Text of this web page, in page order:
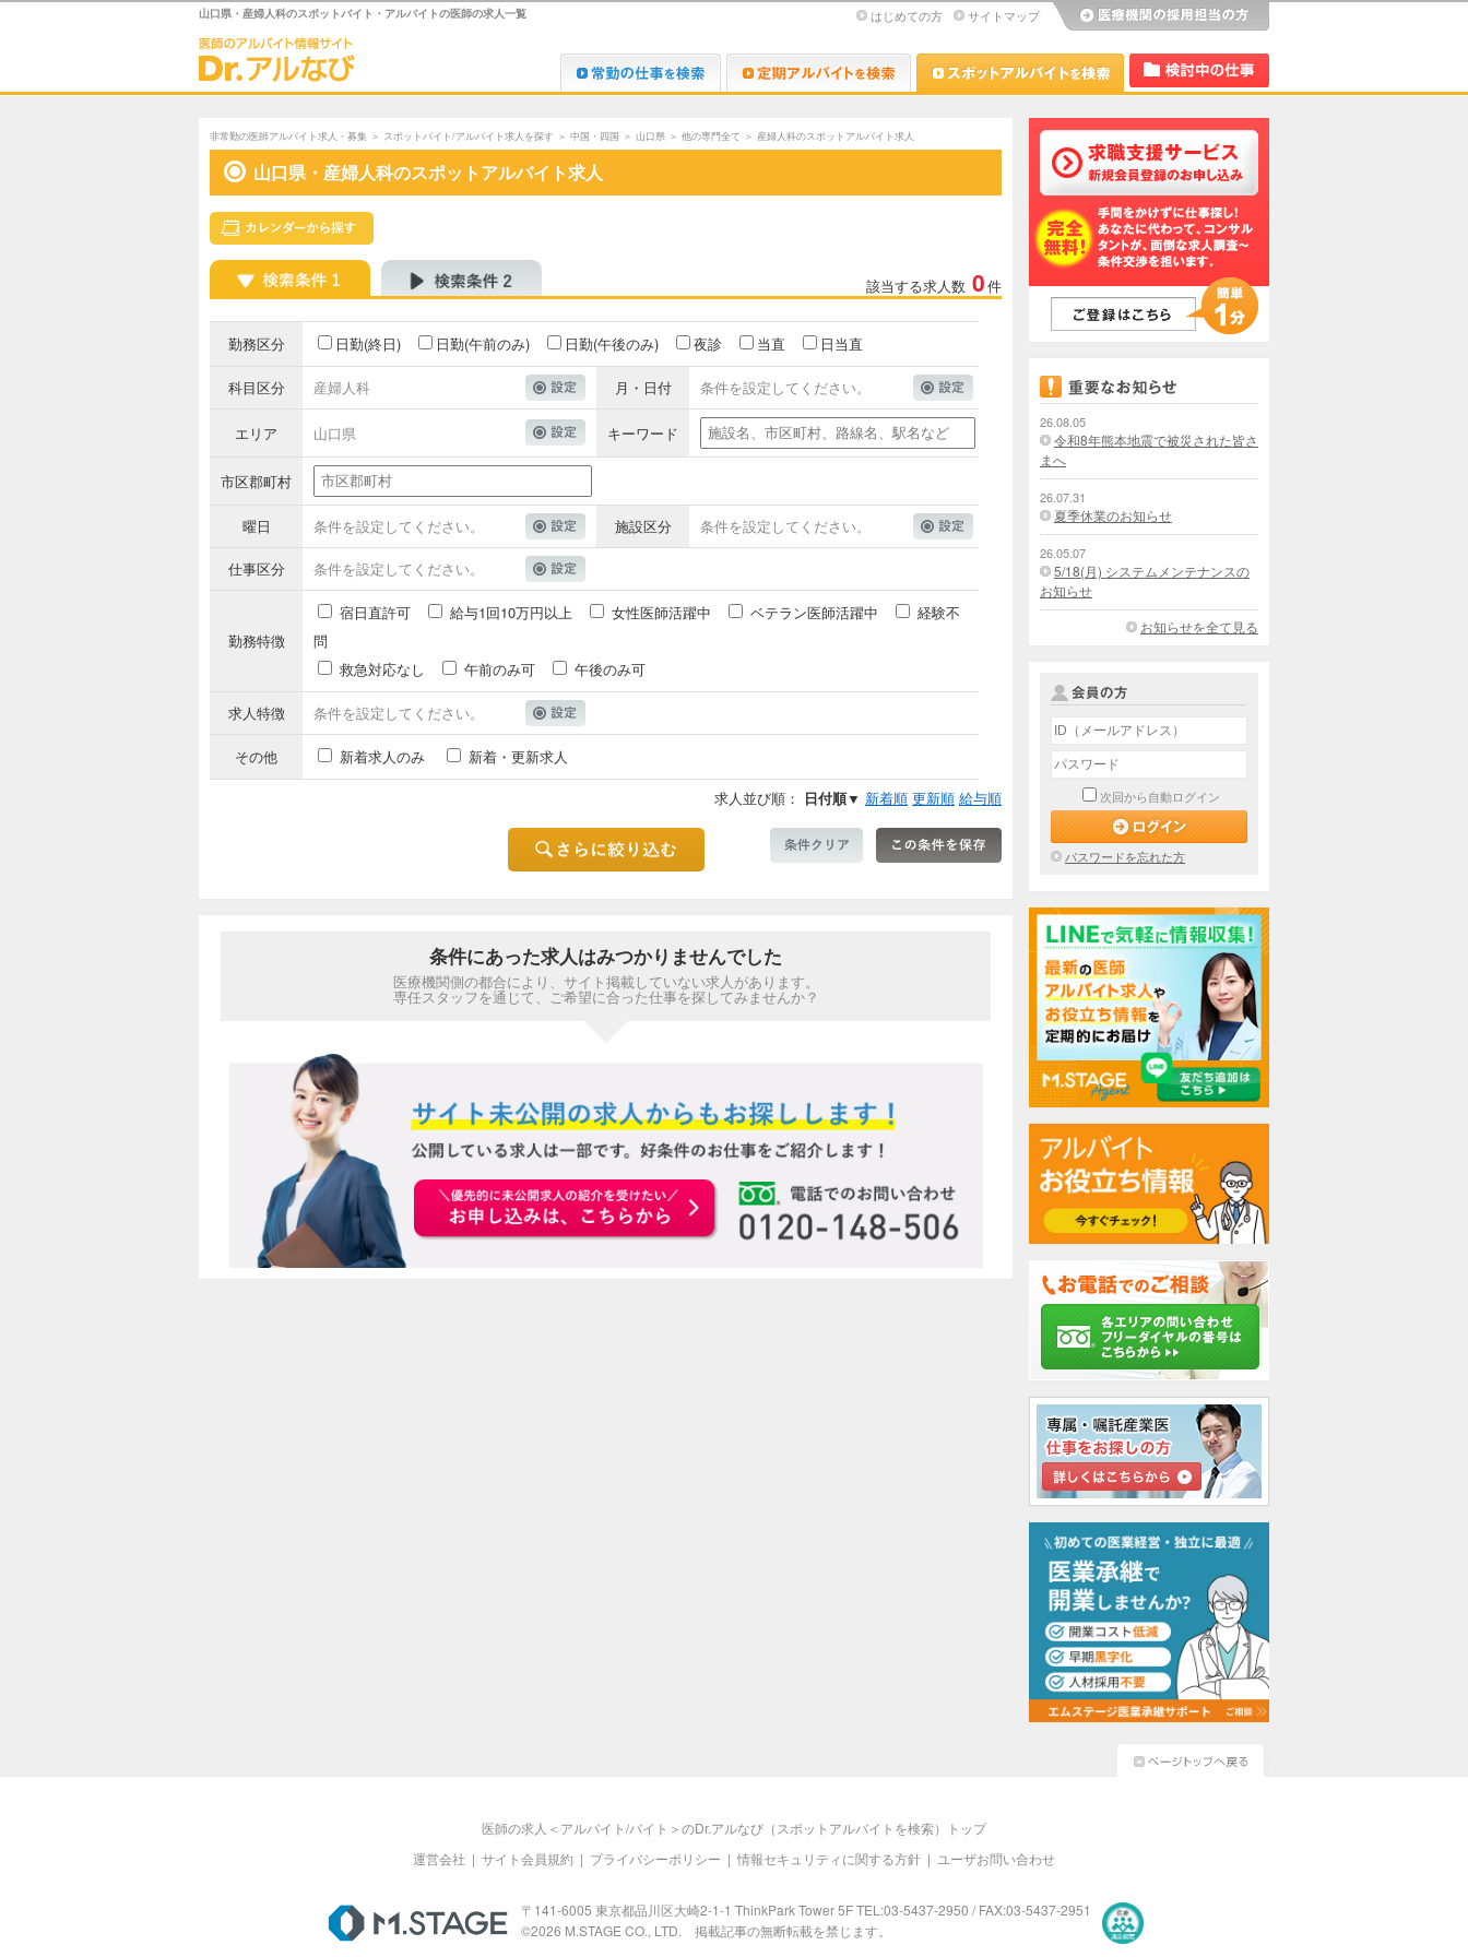
山口県・産婦人科のスポットバイト・アルバイトの医師の求人一覧 はじめての方 サイトマップ
Dr.転職なび Dr.アルなび Dr.アルなび
非常勤の医師アルバイト求人・募集 ＞ スポットバイト/アルバイト求人を探す ＞ 中国・四国 ＞ 山口県 ＞ 他の専門全て ＞ 産婦人科のスポットアルバイト求人
山口県・産婦人科のスポットアルバイト求人
該当する求人数 0件
勤務区分 日勤(終日) 日勤(午前のみ) 日勤(午後のみ) 夜診 当直 日当直
科目区分 産婦人科 月・日付 条件を設定してください。
エリア 山口県 キーワード
市区郡町村
曜日 条件を設定してください。 施設区分 条件を設定してください。
仕事区分 条件を設定してください。
勤務特徴
宿日直許可 給与1回10万円以上 女性医師活躍中 ベテラン医師活躍中
経験不
問
救急対応なし
午前のみ可 午後のみ可
求人特徴 条件を設定してください。
その他 新着求人のみ
新着・更新求人
求人並び順： 日付順▼ 新着順 更新順 給与順
条件にあった求人はみつかりませんでした
医療機関側の都合により、サイト掲載していない求人があります。
専任スタッフを通じて、ご希望に合った仕事を探してみませんか？
お申込みはこちらから
26.08.05
令和8年熊本地震で被災された皆さ
まへ
26.07.31
夏季休業のお知らせ
26.05.07
5/18(月) システムメンテナンスの
お知らせ
お知らせを全て見る
次回から自動ログイン
パスワードを忘れた方
医師の求人＜アルバイト/バイト＞のDr.アルなび（スポットアルバイトを検索）トップ
運営会社 | サイト会員規約 | プライバシーポリシー | 情報セキュリティに関する方針 | ユーザお問い合わせ
M.STAGE
〒141-6005 東京都品川区大崎2-1-1 ThinkPark Tower 5F TEL:03-5437-2950 / FAX:03-5437-2951
©2026 M.STAGE CO., LTD. 掲載記事の無断転載を禁じます。